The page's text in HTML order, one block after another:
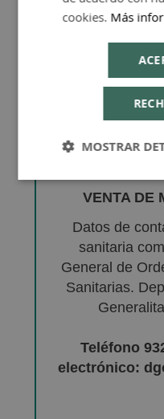
VENTA DE
Datos de
sanitaria
General de
Sanitarias.
Teléfono
electrónico:
cookies. Más
MOSTRAR